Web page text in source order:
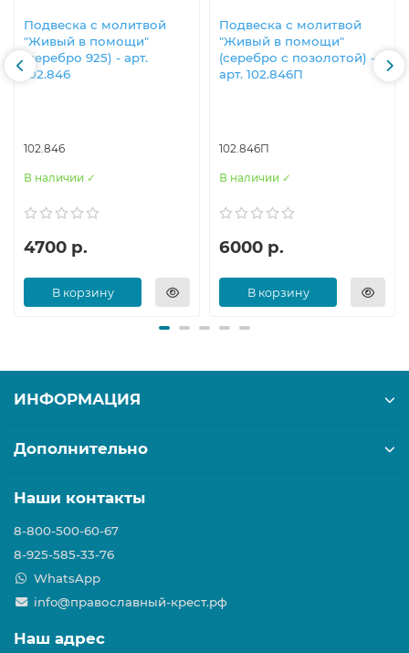
Подвеска с молитвой
"Живый в помощи"
(серебро 925) - арт.
102.846
102.846
В наличии ✓
4700 р.
В корзину
Подвеска с молитвой
"Живый в помощи"
(серебро с позолотой) -
арт. 102.846П
102.846П
В наличии ✓
6000 р.
В корзину
ИНФОРМАЦИЯ
Дополнительно
Наши контакты
8-800-500-60-67
8-925-585-33-76
WhatsApp
info@православный-крест.рф
Наш адрес